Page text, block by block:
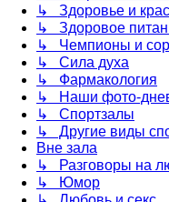
↳ Здоровье и
↳ Здоровое
↳ Чемпионы и
↳ Сила духа
↳ Фармакология
↳ Наши фото-
↳ Спортзалы
↳ Другие виды
Вне зала
↳ Разговоры на
↳ Юмор